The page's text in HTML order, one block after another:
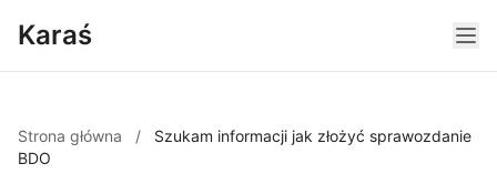
Karaś
Strona główna /
Szukam informacji jak złożyć sprawozdanie
BDO